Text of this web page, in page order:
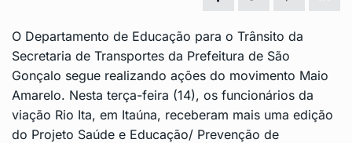
O Departamento de Educação para o Trânsito da
Secretaria de Transportes da Prefeitura de São
Gonçalo segue realizando ações do movimento Maio
Amarelo. Nesta terça-feira (14), os funcionários da
viação Rio Ita, em Itaúna, receberam mais uma edição
do Projeto Saúde e Educação/ Prevenção de